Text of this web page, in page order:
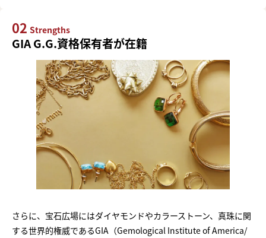
02 Strengths
GIA G.G.資格保有者が在籍
さらに、宝石広場にはダイヤモンドやカラーストーン、真珠に関
する世界的権威であるGIA（Gemological Institute of America/